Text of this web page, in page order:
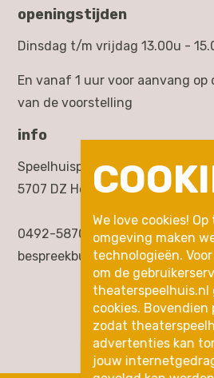
We love cookies!
omgeving maken
technologieën.
om de
cookies.
zodat
advertenties kan
jouw
openingstijden
Dinsdag t/m vrijdag 13.00u -
En vanaf 1 uur voor aanvang op
van de voorstelling
info
Speelhuisplein 2,
5707 DZ Helmond
0492-587000